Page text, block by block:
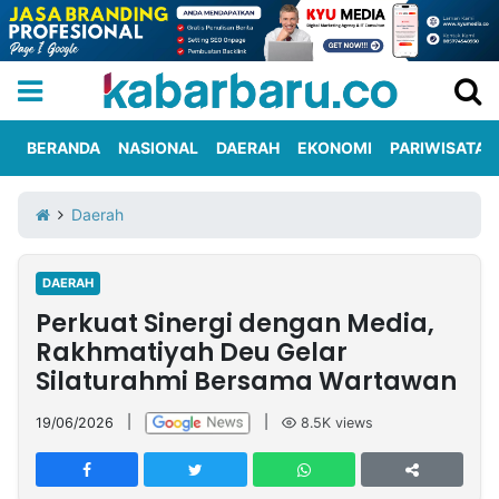
Iklan
Berita
Kami
Nasional
International
Olahraga
Entertainment
Daerah
Pariwisata
Kuliner
Kolom
Network
PT
TREETAN
BERANDA NASIONAL DAERAH EKONOMI PARIWISATA
Daerah
DAERAH
Perkuat Sinergi dengan Media,
Rakhmatiyah Deu Gelar
Silaturahmi Bersama Wartawan
19/06/2026 8.5K views